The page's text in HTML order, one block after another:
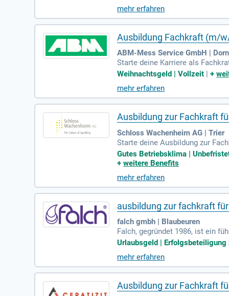
u das Richtige für dich! Nutze
ichtigen Ort ist – entdecke
mehr erfahren
Ausbildung Fachkraft (m/
ABM-Mess Service GmbH |
Starte deine Karriere als
n Dornstadt, Dieselstraße 16,
men #GEMEINSAMGRÜNER
sungen für unsere Kunden.
Weihnachtsgeld | Vollzeit |+
mehr erfahren
Ausbildung zur Fachkraft
Schloss Wachenheim AG | Trier
Starte deine Ausbildung zur
iente Verwaltung von
hrst wichtige
rze Entscheidungswege, die dir
Gutes Betriebsklima |
+weitere Benefits
mehr erfahren
ausbildung zur fachkraft
falch gmbh | Blaubeuren
Falch, gegründet 1986, ist ein
nten Automatisierungslösungen
Merklingen, beschäftigt über
nschlagbaren Kundenservice.
mfassende Einblicke in
Urlaubsgeld |
mehr erfahren
Ausbildung zur Fachkraft